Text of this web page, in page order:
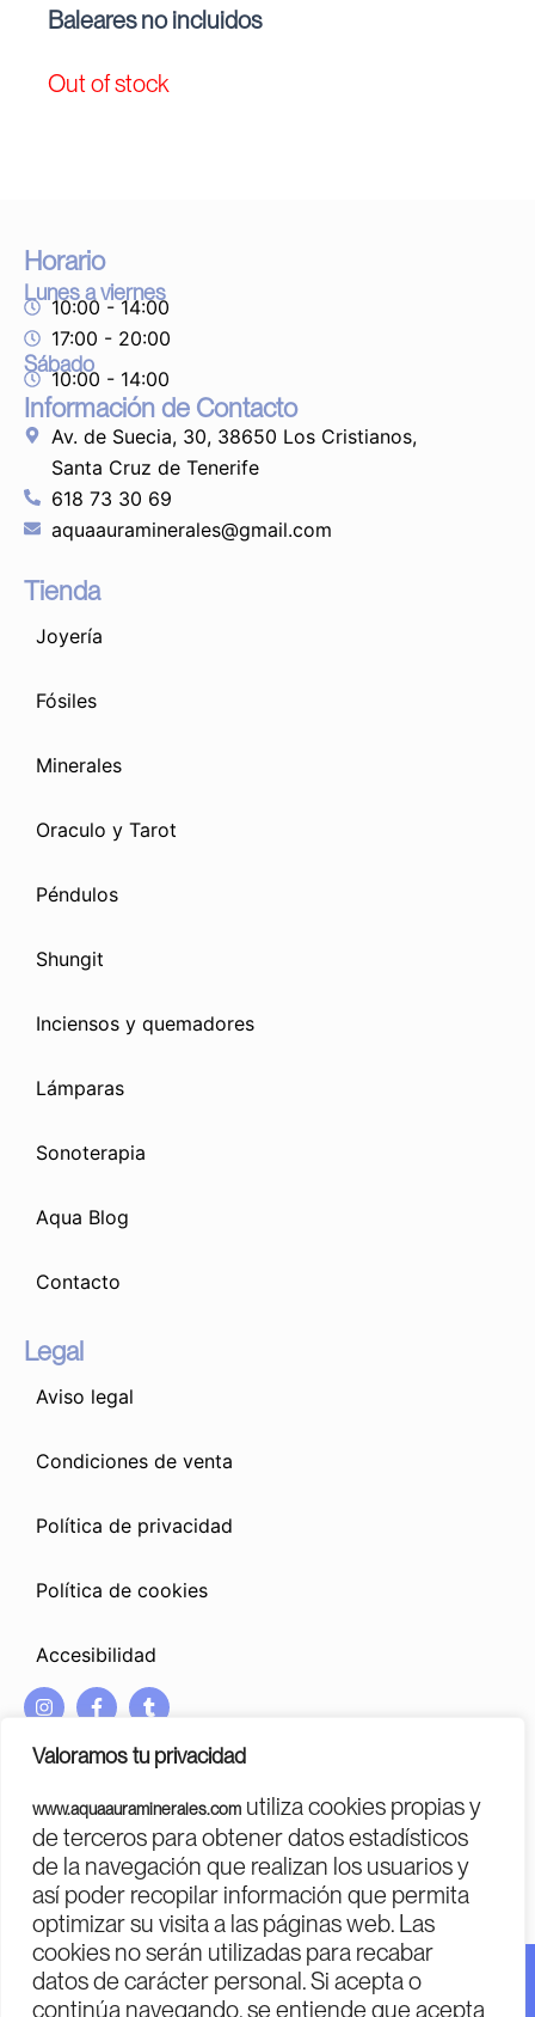
Valoramos tu privacidad
www.aquaauraminerales.com utiliza cookies propias y
de terceros para obtener datos estadísticos
de la navegación que realizan los usuarios y
así poder recopilar información que permita
optimizar su visita a las páginas web. Las
cookies no serán utilizadas para recabar
datos de carácter personal. Si acepta o
continúa navegando, se entiende que acepta
Baleares no incluidos
Out of stock
Horario
Lunes a viernes
10:00 - 14:00
17:00 - 20:00
Sábado
10:00 - 14:00
Información de Contacto
Av. de Suecia, 30, 38650 Los Cristianos,
Santa Cruz de Tenerife
618 73 30 69
aquaauraminerales@gmail.com
Tienda
Joyería
Fósiles
Minerales
Oraculo y Tarot
Péndulos
Shungit
Inciensos y quemadores
Lámparas
Sonoterapia
Aqua Blog
Contacto
Legal
Aviso legal
Condiciones de venta
Política de privacidad
Política de cookies
Accesibilidad
I
n
s
t
g
r
a
m
F
a
c
e
o
o
k
-
f
T
u
m
b
r
PROGRAMA KIT DIGITAL COFINANCIADO POR LOS FONDOS
NEXT GENERATION (EU)
DEL MECANISMO DE RECUPERACIÓN Y RESILENCIA
Financiado por la Unión Europea – Next Generation EU.